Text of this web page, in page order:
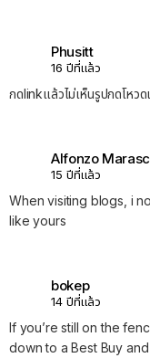
Phusitt
16 ปีที่แล้ว
กดlinkแล้วไม่เห็นรูปกดโหวด
Alfonzo
15 ปีที่แล้ว
When visiting blogs, i
like yours
bokep
14 ปีที่แล้ว
If you’re still on the
down to a Best Buy